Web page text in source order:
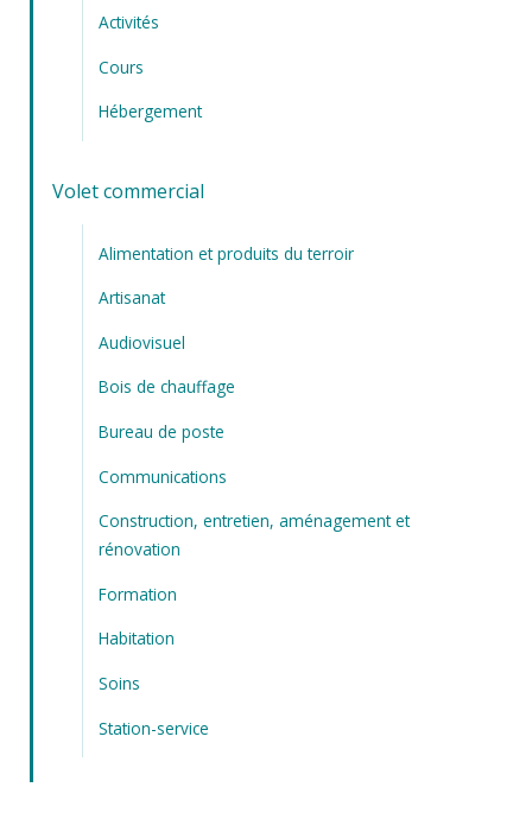
Activités
Cours
Hébergement
Volet commercial
Alimentation et produits du terroir
Artisanat
Audiovisuel
Bois de chauffage
Bureau de poste
Communications
Construction, entretien, aménagement et
rénovation
Formation
Habitation
Soins
Station-service